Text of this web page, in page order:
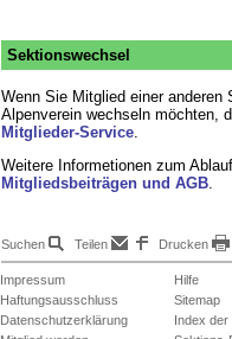
Sektionswechsel
Wenn Sie Mitglied einer anderen
Alpenverein wechseln möchten,
Mitglieder-Service.
Weitere Informetionen zum
Mitgliedsbeiträgen und AGB.
Suchen Teilen Drucken
Impressum
Haftungsausschluss
Datenschutzerklärung
Hilfe
Sitemap
Index der